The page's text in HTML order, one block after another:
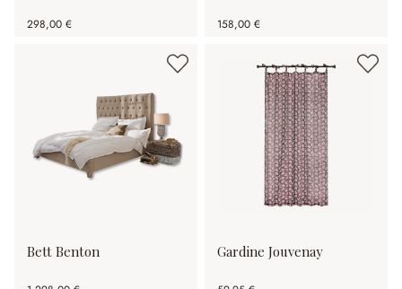
298,00 € 158,00 €
Bett Benton Gardine Jouvenay